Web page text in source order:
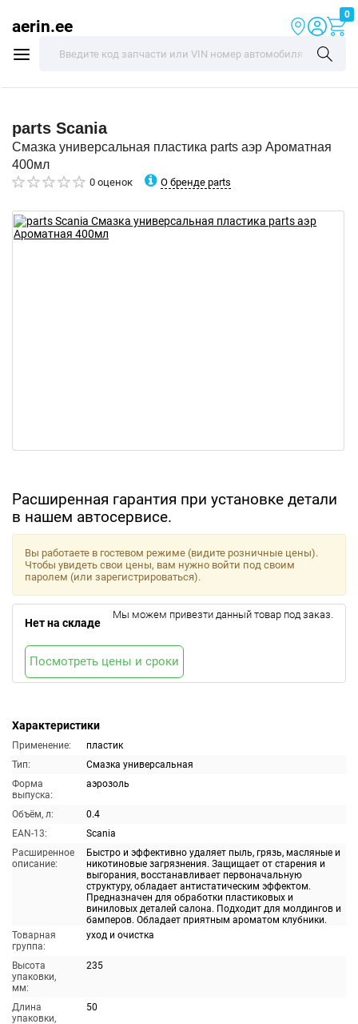
aerin.ee
0
parts Scania
Смазка универсальная пластика parts аэр Ароматная
400мл
0 оценок О бренде parts
Расширенная гарантия при установке детали
в нашем автосервисе.
Характеристики
Применение:
пластик
Тип:
Смазка универсальная
Форма
выпуска:
аэрозоль
Объём, л:
0.4
EAN-13:
Scania
Расширенное
описание:
Быстро и эффективно удаляет пыль, грязь, масляные и
никотиновые загрязнения. Защищает от старения и
выгорания, восстанавливает первоначальную
структуру, обладает антистатическим эффектом.
Предназначен для обработки пластиковых и
виниловых деталей салона. Подходит для молдингов и
бамперов. Обладает приятным ароматом клубники.
Товарная
группа:
уход и очистка
Высота
упаковки,
мм:
235
Длина
упаковки,
50
Вы работаете в гостевом режиме (видите розничные цены).
Чтобы увидеть свои цены, вам нужно войти под своим
паролем (или зарегистрироваться).
Нет на складе
Мы можем привезти данный товар под заказ.
Посмотреть цены и сроки